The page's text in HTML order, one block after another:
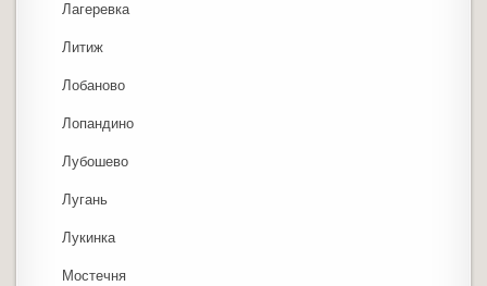
Лагеревка
Литиж
Лобаново
Лопандино
Лубошево
Лугань
Лукинка
Мостечня